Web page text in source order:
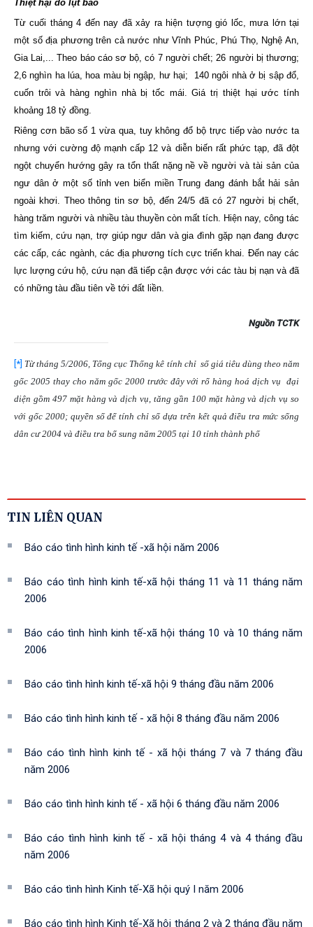
Thiệt hại do lụt bão
Từ cuối tháng 4 đến nay đã xảy ra hiện tượng gió lốc, mưa lớn tại
một số địa phương trên cả nước như Vĩnh Phúc, Phú Thọ, Nghệ An,
Gia Lai,... Theo báo cáo sơ bộ, có 7 người chết; 26 người bị thương;
2,6 nghìn ha lúa, hoa màu bị ngập, hư hại; 140 ngôi nhà ở bị sập đổ,
cuốn trôi và hàng nghìn nhà bị tốc mái. Giá trị thiệt hại ước tính
khoảng 18 tỷ đồng.
Riêng cơn bão số 1 vừa qua, tuy không đổ bộ trực tiếp vào nước ta
nhưng với cường độ mạnh cấp 12 và diễn biến rất phức tạp, đã đột
ngột chuyển hướng gây ra tổn thất nặng nề về người và tài sản của
ngư dân ở một số tỉnh ven biển miền Trung đang đánh bắt hải sản
ngoài khơi. Theo thông tin sơ bộ, đến 24/5 đã có 27 người bị chết,
hàng trăm người và nhiều tàu thuyền còn mất tích. Hiện nay, công tác
tìm kiếm, cứu nạn, trợ giúp ngư dân và gia đình gặp nạn đang được
các cấp, các ngành, các địa phương tích cực triển khai. Đến nay các
lực lượng cứu hộ, cứu nạn đã tiếp cận được với các tàu bị nạn và đã
có những tàu đầu tiên về tới đất liền.
Nguồn TCTK
[*] Từ tháng 5/2006, Tổng cục Thống kê tính chỉ số giá tiêu dùng theo năm
gốc 2005 thay cho năm gốc 2000 trước đây với rổ hàng hoá dịch vụ đại
diện gồm 497 mặt hàng và dịch vụ, tăng gần 100 mặt hàng và dịch vụ so
với gốc 2000; quyền số để tính chỉ số dựa trên kết quả điều tra mức sống
dân cư 2004 và điều tra bổ sung năm 2005 tại 10 tỉnh thành phố
TIN LIÊN QUAN
Báo cáo tình hình kinh tế -xã hội năm 2006
Báo cáo tình hình kinh tế-xã hội tháng 11 và 11 tháng năm
2006
Báo cáo tình hình kinh tế-xã hội tháng 10 và 10 tháng năm
2006
Báo cáo tình hình kinh tế-xã hội 9 tháng đầu năm 2006
Báo cáo tình hình kinh tế - xã hội 8 tháng đầu năm 2006
Báo cáo tình hình kinh tế - xã hội tháng 7 và 7 tháng đầu
năm 2006
Báo cáo tình hình kinh tế - xã hội 6 tháng đầu năm 2006
Báo cáo tình hình kinh tế - xã hội tháng 4 và 4 tháng đầu
năm 2006
Báo cáo tình hình Kinh tế-Xã hội quý I năm 2006
Báo cáo tình hình Kinh tế-Xã hội tháng 2 và 2 tháng đầu năm